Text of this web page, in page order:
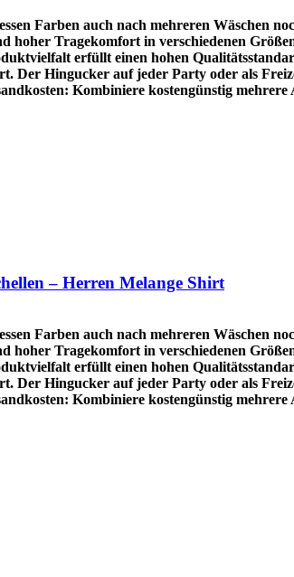
Farben auch nach mehreren Wäschen
hoher Tragekomfort in verschiedenen
erfüllt einen hohen
Der Hingucker auf jeder Party oder als
Kombiniere kostengünstig
– Herren Melange Shirt
Farben auch nach mehreren Wäschen
hoher Tragekomfort in verschiedenen
erfüllt einen hohen
Der Hingucker auf jeder Party oder als
Kombiniere kostengünstig